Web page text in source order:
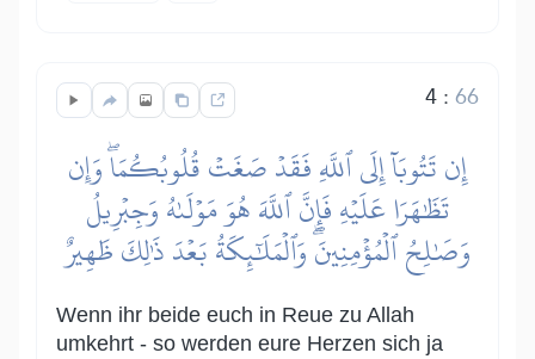
4:66
إِن تَتُوبَآ إِلَى ٱللَّهِ فَقَدۡ صَغَتۡ قُلُوبُكُمَاۖ وَإِن
تَظَٰهَرَا عَلَيۡهِ فَإِنَّ ٱللَّهَ هُوَ مَوۡلَىٰهُ وَجِبۡرِيلُ
وَصَٰلِحُ ٱلۡمُؤۡمِنِينَۖ وَٱلۡمَلَٰٓئِكَةُ بَعۡدَ ذَٰلِكَ ظَهِيرٌ
Wenn ihr beide euch in Reue zu Allah
umkehrt - so werden eure Herzen sich ja